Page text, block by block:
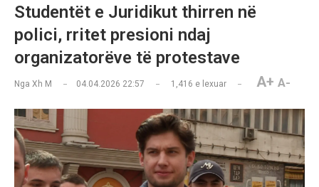
Studentët e Juridikut thirren në
polici, rritet presioni ndaj
organizatorëve të protestave
Nga Xh M 04.04.2026 22:57 1,416 e lexuar A+ A-